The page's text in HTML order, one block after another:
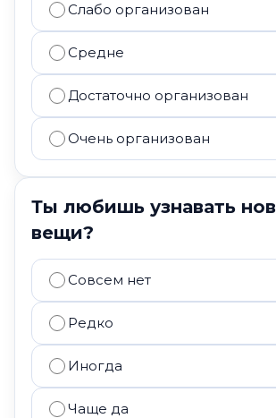
Слабо организован
Средне
Достаточно организован
Очень организован
Ты любишь узнавать
вещи?
Совсем нет
Редко
Иногда
Чаще да